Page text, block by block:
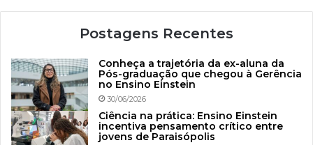
Postagens Recentes
Conheça a trajetória da ex-aluna da
Pós-graduação que chegou à Gerência
no Ensino Einstein
30/06/2026
Ciência na prática: Ensino Einstein
incentiva pensamento crítico entre
jovens de Paraisópolis